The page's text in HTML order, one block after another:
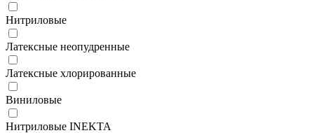
Нитриловые
Латексные неопудренные
Латексные хлорированные
Виниловые
Нитриловые INEKTA